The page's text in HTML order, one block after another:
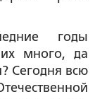
годы
много, да
Сегодня всю